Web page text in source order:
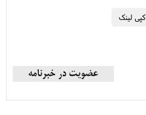
کپی لینک